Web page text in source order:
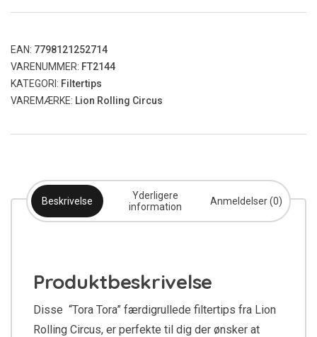
EAN: 7798121252714
VARENUMMER: FT2144
KATEGORI: Filtertips
VAREMÆRKE: Lion Rolling Circus
Beskrivelse
Yderligere
information
Anmeldelser (0)
Produktbeskrivelse
Disse “Tora Tora” færdigrullede filtertips fra Lion
Rolling Circus, er perfekte til dig der ønsker at